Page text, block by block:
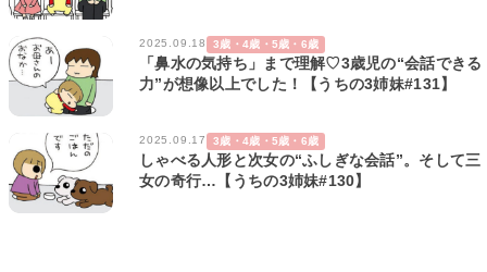
2025.09.18 3歳・4歳・5歳・6歳
「鼻水の気持ち」まで理解♡3歳児の“会話できる
力”が想像以上でした！【うちの3姉妹#131】
2025.09.17 3歳・4歳・5歳・6歳
しゃべる人形と次女の“ふしぎな会話”。そして三
女の奇行…【うちの3姉妹#130】